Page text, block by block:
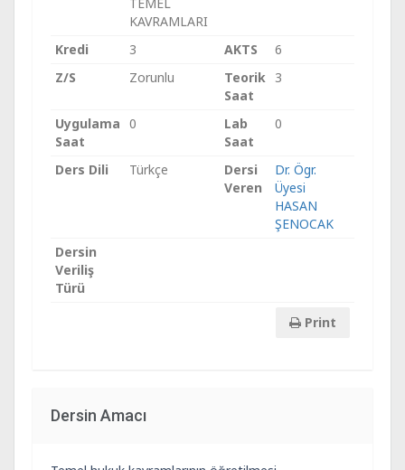
KAVRAMLARI
Kredi 3 AKTS
6
Z/S
Zorunlu
Teorik
Saat
3
Uygulama
Saat
0
Lab
Saat
0
Ders Dili Türkçe
Dersi
Veren
Dr. Ögr.
Üyesi
HASAN
ŞENOCAK
Dersin
Veriliş
Türü
Print
Dersin Amacı